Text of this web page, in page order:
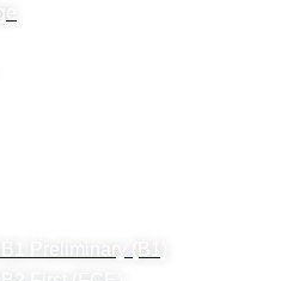
Preliminary (B1)